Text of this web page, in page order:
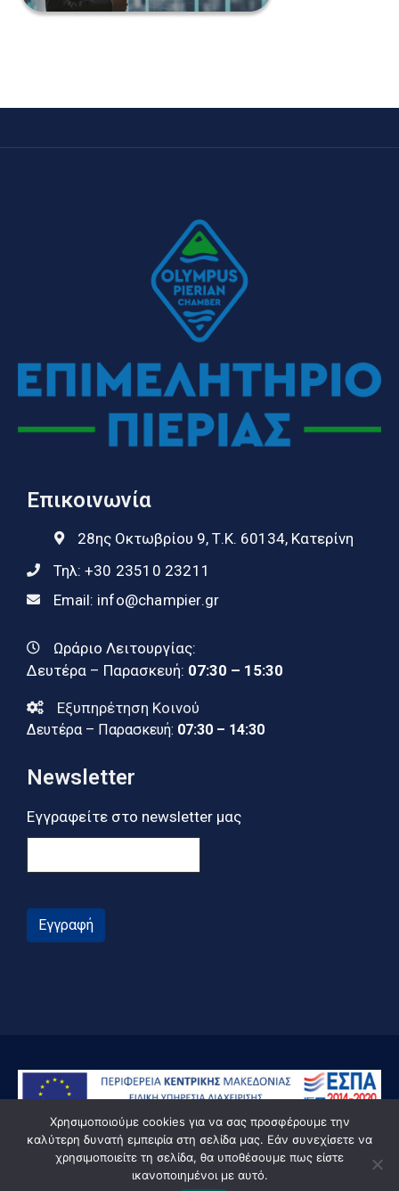
Επικοινωνία
28ης Οκτωβρίου 9, Τ.Κ. 60134, Κατερίνη
Τηλ: +30 23510 23211
Email: info@champier.gr
Ωράριο Λειτουργίας:
Δευτέρα – Παρασκευή: 07:30 – 15:30
Εξυπηρέτηση Κοινού
Δευτέρα – Παρασκευή: 07:30 – 14:30
Newsletter
Εγγραφείτε στο newsletter μας
Εγγραφή
© Powered by Knowledge AE
Χρησιμοποιούμε cookies για να σας προσφέρουμε την
καλύτερη δυνατή εμπειρία στη σελίδα μας. Εάν συνεχίσετε να
χρησιμοποιείτε τη σελίδα, θα υποθέσουμε πως είστε
ικανοποιημένοι με αυτό.